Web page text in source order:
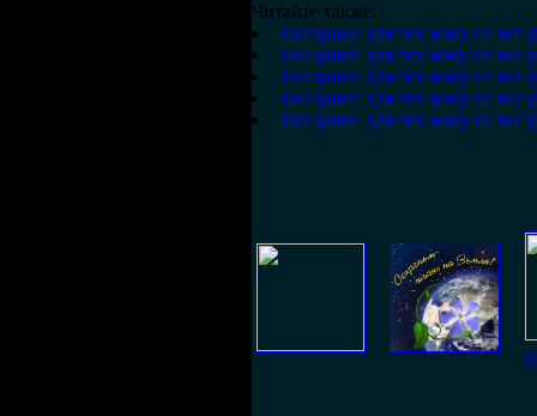
Читайте также:
Заседание для тех кому не
Заседание для тех кому не
Заседание для тех кому не
Заседание для тех кому не
Заседание для тех кому не